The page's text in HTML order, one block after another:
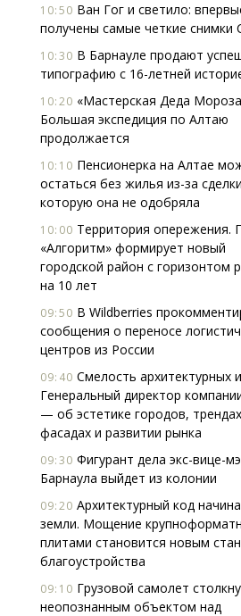
10:50 Ван Гог и светило:
получены самые четкие снимки
10:30 В Барнауле продают
типографию с 16-летней
10:20 «Мастерская Деда
Большая экспедиция по Алтаю
продолжается
10:10 Пенсионерка на Алтае
остаться без жилья из-за
которую она не одобряла
10:00 Территория опережения.
«Алгоритм» формирует новый
городской район с горизонтом
на 10 лет
09:50 В Wildberries
сообщения о переносе
центров из России
09:40 Смелость архитектурных
Генеральный директор
— об эстетике городов,
фасадах и развитии рынка
09:30 Фигурант дела экс-вице-
Барнаула выйдет из колонии
09:20 Архитектурный код
земли. Мощение
плитами становится новым
благоустройства
09:10 Грузовой самолет
неопознанным объектом над